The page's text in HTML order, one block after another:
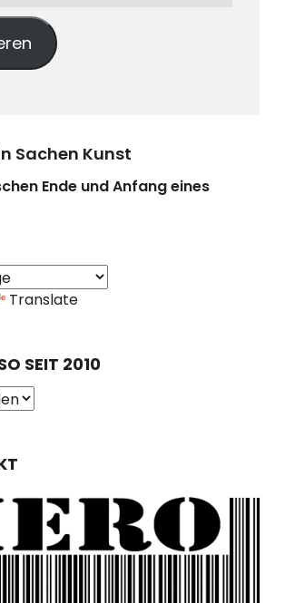
Sachen Kunst
Ende und Anfang eines
Translate
SEIT 2010